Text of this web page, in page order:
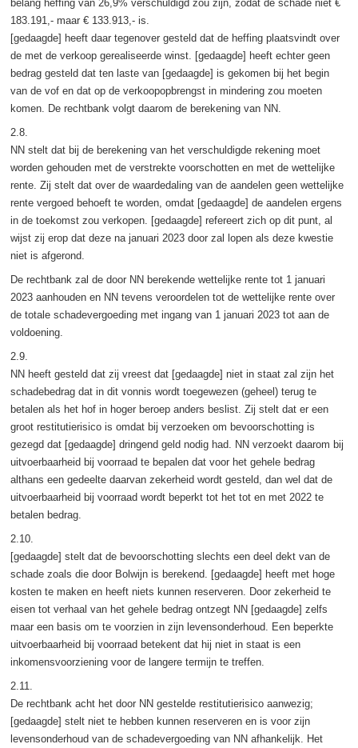
belang heffing van 26,9% verschuldigd zou zijn, zodat de schade niet €
183.191,- maar € 133.913,- is.
[gedaagde] heeft daar tegenover gesteld dat de heffing plaatsvindt over
de met de verkoop gerealiseerde winst. [gedaagde] heeft echter geen
bedrag gesteld dat ten laste van [gedaagde] is gekomen bij het begin
van de vof en dat op de verkoopopbrengst in mindering zou moeten
komen. De rechtbank volgt daarom de berekening van NN.
2.8.
NN stelt dat bij de berekening van het verschuldigde rekening moet
worden gehouden met de verstrekte voorschotten en met de wettelijke
rente. Zij stelt dat over de waardedaling van de aandelen geen wettelijke
rente vergoed behoeft te worden, omdat [gedaagde] de aandelen ergens
in de toekomst zou verkopen. [gedaagde] refereert zich op dit punt, al
wijst zij erop dat deze na januari 2023 door zal lopen als deze kwestie
niet is afgerond.
De rechtbank zal de door NN berekende wettelijke rente tot 1 januari
2023 aanhouden en NN tevens veroordelen tot de wettelijke rente over
de totale schadevergoeding met ingang van 1 januari 2023 tot aan de
voldoening.
2.9.
NN heeft gesteld dat zij vreest dat [gedaagde] niet in staat zal zijn het
schadebedrag dat in dit vonnis wordt toegewezen (geheel) terug te
betalen als het hof in hoger beroep anders beslist. Zij stelt dat er een
groot restitutierisico is omdat bij verzoeken om bevoorschotting is
gezegd dat [gedaagde] dringend geld nodig had. NN verzoekt daarom bij
uitvoerbaarheid bij voorraad te bepalen dat voor het gehele bedrag
althans een gedeelte daarvan zekerheid wordt gesteld, dan wel dat de
uitvoerbaarheid bij voorraad wordt beperkt tot het tot en met 2022 te
betalen bedrag.
2.10.
[gedaagde] stelt dat de bevoorschotting slechts een deel dekt van de
schade zoals die door Bolwijn is berekend. [gedaagde] heeft met hoge
kosten te maken en heeft niets kunnen reserveren. Door zekerheid te
eisen tot verhaal van het gehele bedrag ontzegt NN [gedaagde] zelfs
maar een basis om te voorzien in zijn levensonderhoud. Een beperkte
uitvoerbaarheid bij voorraad betekent dat hij niet in staat is een
inkomensvoorziening voor de langere termijn te treffen.
2.11.
De rechtbank acht het door NN gestelde restitutierisico aanwezig;
[gedaagde] stelt niet te hebben kunnen reserveren en is voor zijn
levensonderhoud van de schadevergoeding van NN afhankelijk. Het